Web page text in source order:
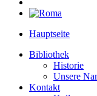
Hauptseite
Bibliothek
Historie
Unsere
Kontakt